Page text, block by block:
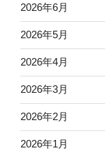
2026年6月
2026年5月
2026年4月
2026年3月
2026年2月
2026年1月